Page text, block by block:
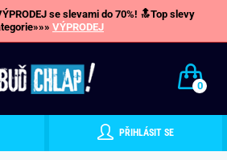
se slevami do 70%! 🔝Top slevy
VÝPRODEJ
0
PŘIHLÁSIT SE